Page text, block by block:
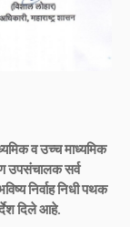
व उच्च माध्यमिक
उपसंचालक सर्व
निर्वाह निधी पथक
दिले आहे.